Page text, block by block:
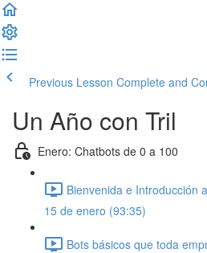
Previous Lesson Complete and
Un Año con Tril
Enero: Chatbots de 0 a 100
Bienvenida e Introducción
15 de enero (93:35)
Bots básicos que toda